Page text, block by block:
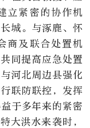
立紧密的协作机
城。与涿鹿、怀
商及联合处置机
同提高应急处置
河北周边县强化
联防联控，发挥
于多年来的紧密
洪水来袭时，